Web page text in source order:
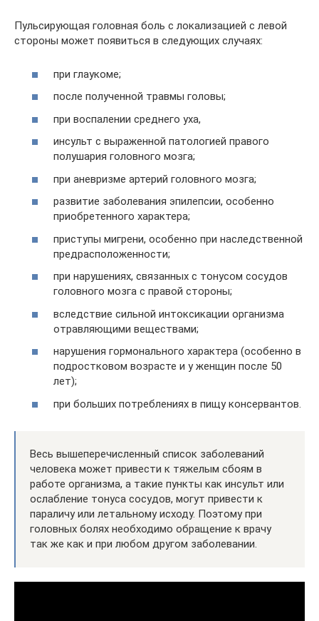
Пульсирующая головная боль с локализацией с левой
стороны может появиться в следующих случаях:
при глаукоме;
после полученной травмы головы;
при воспалении среднего уха,
инсульт с выраженной патологией правого
полушария головного мозга;
при аневризме артерий головного мозга;
развитие заболевания эпилепсии, особенно
приобретенного характера;
приступы мигрени, особенно при наследственной
предрасположенности;
при нарушениях, связанных с тонусом сосудов
головного мозга с правой стороны;
вследствие сильной интоксикации организма
отравляющими веществами;
нарушения гормонального характера (особенно в
подростковом возрасте и у женщин после 50
лет);
при больших потреблениях в пищу консервантов.
Весь вышеперечисленный список заболеваний
человека может привести к тяжелым сбоям в
работе организма, а такие пункты как инсульт или
ослабление тонуса сосудов, могут привести к
параличу или летальному исходу. Поэтому при
головных болях необходимо обращение к врачу
так же как и при любом другом заболевании.